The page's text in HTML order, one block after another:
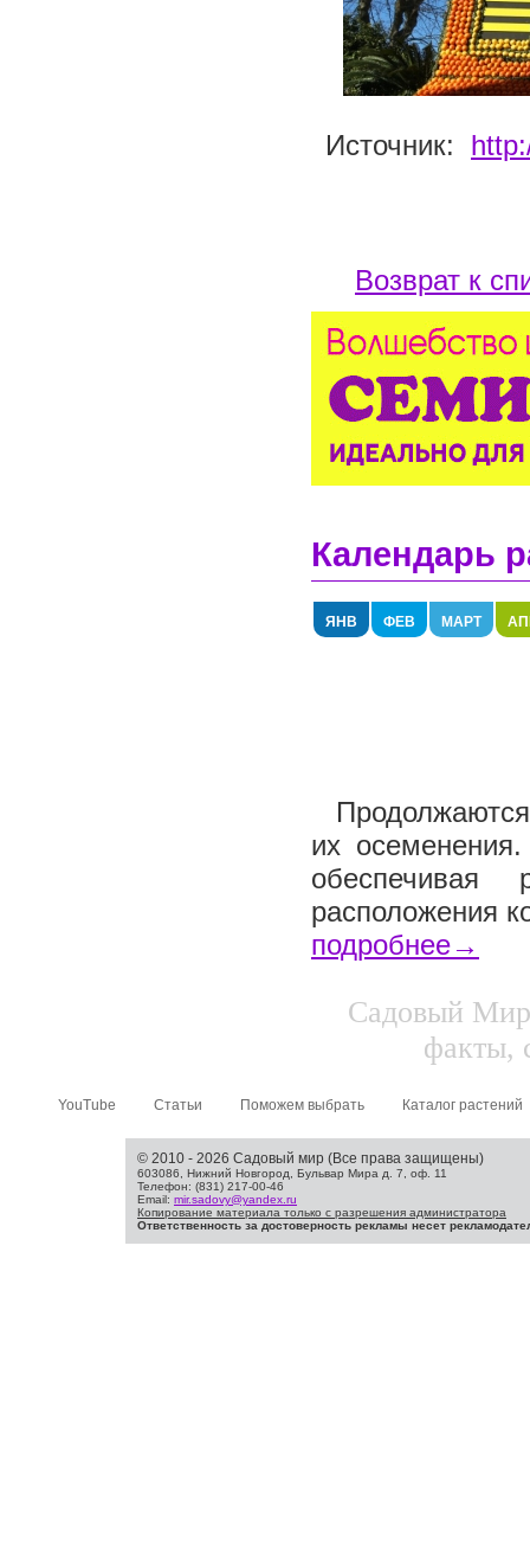
Источник:
Возврат к
Календарь
ЯНВ ФЕВ МАРТ
их
обеспечивая
расположения
подробнее→
Садовый
факты,
YouTube Статьи Поможем выбрать Каталог растений
© 2010 - 2026 Садовый мир (Все права защищены)
603086, Нижний Новгород, Бульвар Мира д. 7, оф. 11
Телефон: (831) 217-00-46
Email: mir.sadovy@yandex.ru
Копирование материала только с разрешения администратора
Ответственность за достоверность рекламы несет